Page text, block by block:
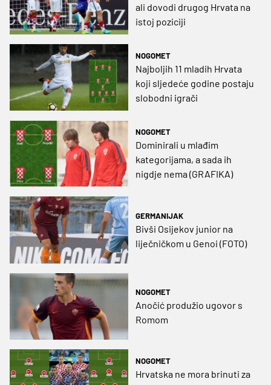
ali dovodi drugog Hrvata na
istoj poziciji
NOGOMET
Najboljih 11 mladih Hrvata
koji sljedeće godine postaju
slobodni igrači
NOGOMET
Dominirali u mlađim
kategorijama, a sada ih
nigdje nema (GRAFIKA)
GERMANIJAK
Bivši Osijekov junior na
liječničkom u Genoi (FOTO)
NOGOMET
Anočić produžio ugovor s
Romom
NOGOMET
Hrvatska ne mora brinuti za